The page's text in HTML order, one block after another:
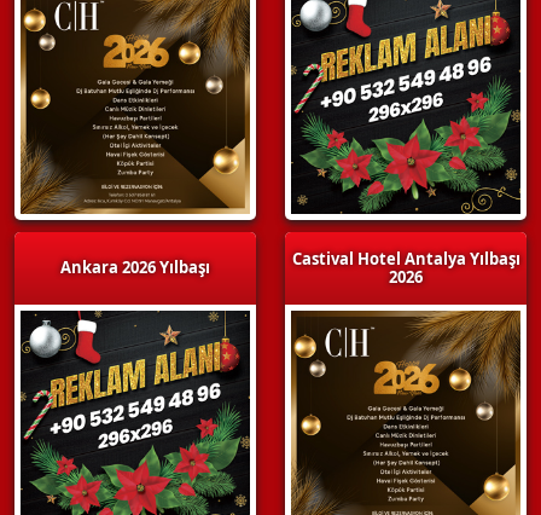
Ankara 2026 Yılbaşı
Castival Hotel Antalya Yılbaşı
2026